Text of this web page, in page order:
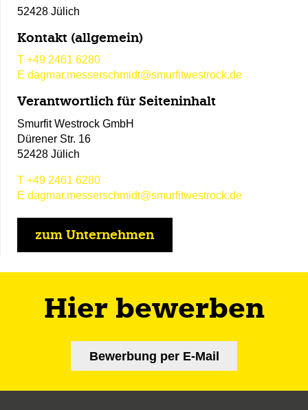
52428 Jülich
Kontakt (allgemein)
T +49 2461 6280
E dagmar.messerschmidt@smurfitwestrock.de
Verantwortlich für Seiteninhalt
Smurfit Westrock GmbH
Dürener Str. 16
52428 Jülich
T +49 2461 6280
E dagmar.messerschmidt@smurfitwestrock.de
zum Unternehmen
Hier bewerben
Bewerbung per E-Mail